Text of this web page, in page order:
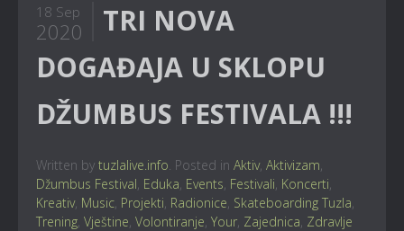
18 Sep
2020
TRI NOVA
DOGAĐAJA U SKLOPU
DŽUMBUS FESTIVALA !!!
Written by tuzlalive.info. Posted in Aktiv, Aktivizam,
Džumbus Festival, Eduka, Events, Festivali, Koncerti,
Kreativ, Music, Projekti, Radionice, Skateboarding Tuzla,
Trening, Vještine, Volontiranje, Your, Zajednica, Zdravlje